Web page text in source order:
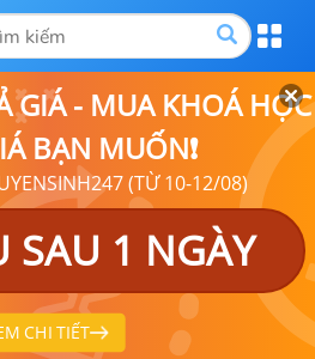
GIÁ - MUA KHOÁ HỌC
BẠN MUỐN❗
(TỪ 10-12/08)
SAU 1 NGÀY
CHI TIẾT